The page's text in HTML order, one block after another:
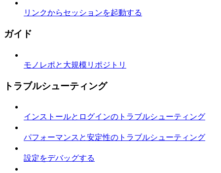
リンクからセッションを起動する
ガイド
モノレポと大規模リポジトリ
トラブルシューティング
インストールとログインのトラブルシューティング
パフォーマンスと安定性のトラブルシューティング
設定をデバッグする